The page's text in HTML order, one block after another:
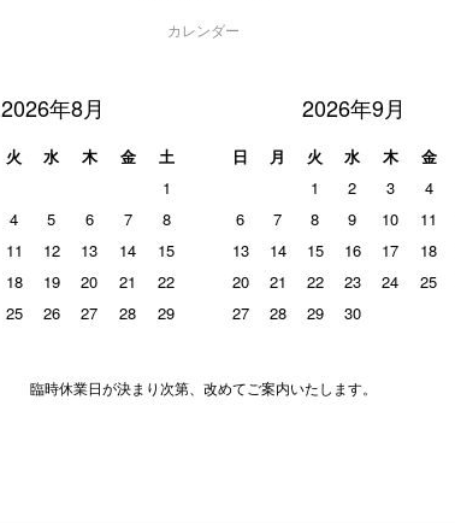
カレンダー
2026年8月
火 水 木 金
土
1
4 5 6 7
8
11 12 13 14
15
18 19 20 21
22
25 26 27 28
29
2026年9月
日 月 火 水 木 金
1
2 3 4
6
7 8 9 10 11
13
14 15 16 17 18
20
21 22 23 24 25
27
28 29 30
臨時休業日が決まり次第、改めてご案内いたします。